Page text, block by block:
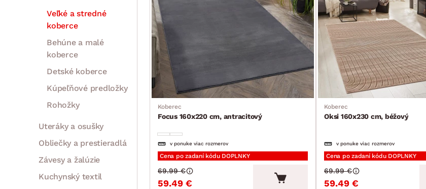
Veľké a stredné
koberce
Behúne a malé
koberce
Detské koberce
Kúpeľňové predložky
Rohožky
Uteráky a osušky
Obliečky a prestieradlá
Závesy a žalúzie
Kuchynský textil
Koberec
Focus 160x220 cm, antracitový
v ponuke viac rozmerov
Cena po zadaní kódu DOPLNKY
59.49 €
69.99 €
Koberec
Oksi 160x230 cm, béžový
v ponuke viac rozmerov
Cena po zadaní kódu DOPLNKY
59.49 €
69.99 €